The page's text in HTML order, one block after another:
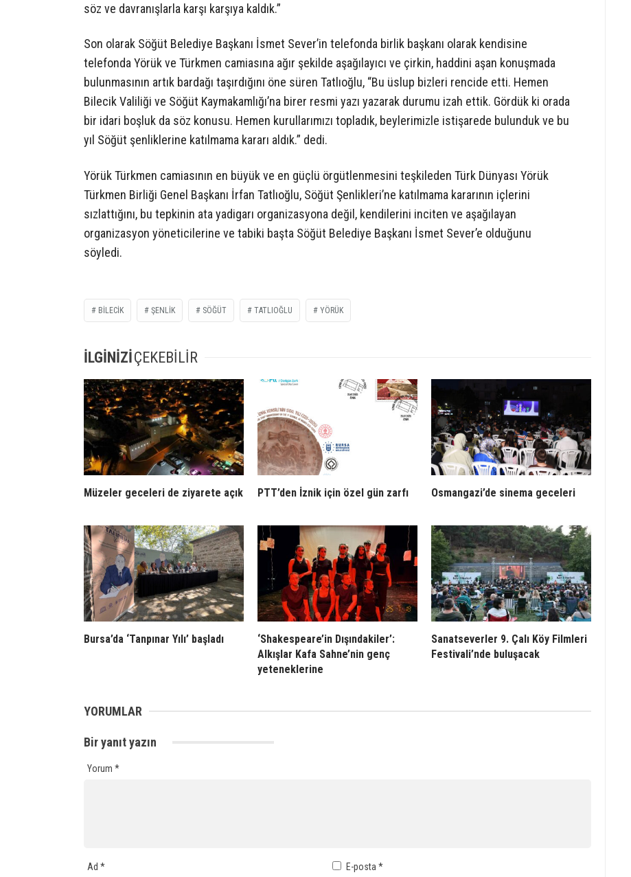
söz ve davranışlarla karşı karşıya kaldık.”
Son olarak Söğüt Belediye Başkanı İsmet Sever’in telefonda birlik başkanı olarak kendisine
telefonda Yörük ve Türkmen camiasına ağır şekilde aşağılayıcı ve çirkin, haddini aşan konuşmada
bulunmasının artık bardağı taşırdığını öne süren Tatlıoğlu, “Bu üslup bizleri rencide etti. Hemen
Bilecik Valiliği ve Söğüt Kaymakamlığı’na birer resmi yazı yazarak durumu izah ettik. Gördük ki orada
bir idari boşluk da söz konusu. Hemen kurullarımızı topladık, beylerimizle istişarede bulunduk ve bu
yıl Söğüt şenliklerine katılmama kararı aldık.” dedi.
Yörük Türkmen camiasının en büyük ve en güçlü örgütlenmesini teşkileden Türk Dünyası Yörük
Türkmen Birliği Genel Başkanı İrfan Tatlıoğlu, Söğüt Şenlikleri’ne katılmama kararının içlerini
sızlattığını, bu tepkinin ata yadigarı organizasyona değil, kendilerini inciten ve aşağılayan
organizasyon yöneticilerine ve tabiki başta Söğüt Belediye Başkanı İsmet Sever’e olduğunu
söyledi.
BILECIK ŞENLIK SÖĞÜT TATLIOĞLU YÖRÜK
İLGİNİZİÇEKEBİLİR
Müzeler geceleri de ziyarete açık PTT’den İznik için özel gün zarfı Osmangazi’de sinema geceleri
Bursa’da ‘Tanpınar Yılı’ başladı
‘Shakespeare’in Dışındakiler’:
Alkışlar Kafa Sahne’nin genç
yeteneklerine
Sanatseverler 9. Çalı Köy Filmleri
Festivali’nde buluşacak
YORUMLAR
Bir yanıt yazın
Yorum *
Ad * E-posta *